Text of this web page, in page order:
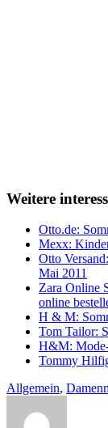
Weitere
Otto.de:
Mexx:
Otto
Mai 2011
Zara Online
online
H & M:
Tom Tailor:
H&M:
Tommy
Allgemein,